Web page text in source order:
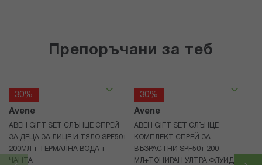
Препоръчани за теб
30%
Avene
АВЕН GIFT SET СЛЪНЦЕ СПРЕЙ
ЗА ДЕЦА ЗА ЛИЦЕ И ТЯЛО SPF50+
200МЛ + ТЕРМАЛНА ВОДА +
ЧАНТА
30%
Avene
АВЕН GIFT SET СЛЪНЦЕ
КОМПЛЕКТ СПРЕЙ ЗА
ВЪЗРАСТНИ SPF50+ 200
МЛ+ТОНИРАН УЛТРА ФЛУИД ЗА